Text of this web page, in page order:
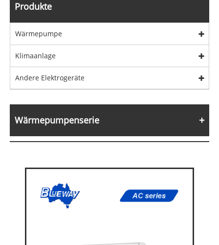
Produkte
Wärmepumpe
Klimaanlage
Andere Elektrogeräte
Wärmepumpenserie